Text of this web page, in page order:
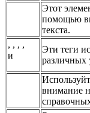
Этот
помощью
текста.
, , , ,
и
Эти теги
различных
внимание